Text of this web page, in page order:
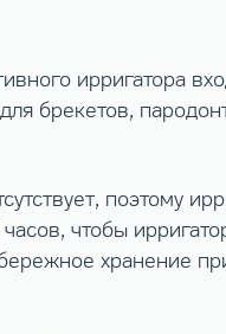
ирригатора
брекетов,
поэтому
чтобы
хранение